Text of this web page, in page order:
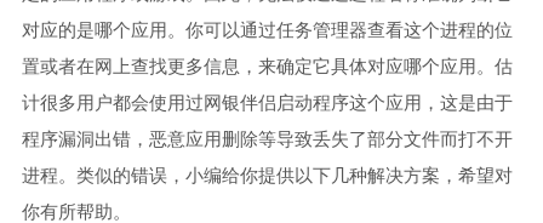
对应的是哪个应用。你可以通过任务管理器查看这个进程的位
置或者在网上查找更多信息，来确定它具体对应哪个应用。估
计很多用户都会使用过网银伴侣启动程序这个应用，这是由于
程序漏洞出错，恶意应用删除等导致丢失了部分文件而打不开
进程。类似的错误，小编给你提供以下几种解决方案，希望对
你有所帮助。